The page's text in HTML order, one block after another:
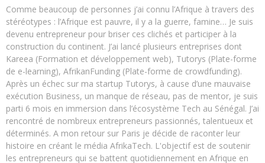
Comme beaucoup de personnes j’ai connu l’Afrique à travers des
stéréotypes : l’Afrique est pauvre, il y a la guerre, famine… Je suis
devenu entrepreneur pour briser ces clichés et participer à la
construction du continent. J’ai lancé plusieurs entreprises dont
Kareea (Formation et développement web), Tutorys (Plate-forme
de e-learning), AfrikanFunding (Plate-forme de crowdfunding).
Après un échec sur ma startup Tutorys, à cause d’une mauvaise
exécution Business, un manque de réseau, pas de mentor, je suis
parti 6 mois en immersion dans l’écosystème Tech au Sénégal. J’ai
rencontré de nombreux entrepreneurs passionnés, talentueux et
déterminés. A mon retour sur Paris je décide de raconter leur
histoire en créant le média AfrikaTech. L'objectif est de soutenir
les entrepreneurs qui se battent quotidiennement en Afrique en